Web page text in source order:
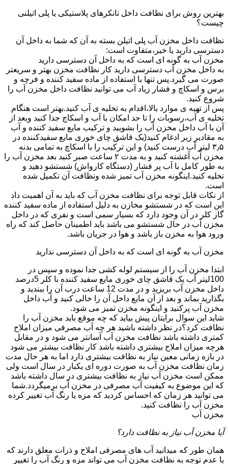
بهترین روش برای نظافت داخل تانکرهای پلاستیکی یا پلی اتیلنی
چیست؟
نظافت داخل مخزن آب پلی اتیلن بسته به آن که شما به داخل آن
دسترسی دارید یا خیر،متفاوت است:
مخزن آب به گونه ای است که به داخل آن دسترسی دارید
به داخل مخزن آب دسترسی دارید کار نظافت مخزن بهتر و سریعتر
صورت می گیرد.پس تنها با استفاده از ماده سفید کننده و فرچه و
برس و اسکاچ و فشار زیاد آب می توانید نظافت داخل مخزن آب را
شروع کنید.
پس از تهیه ی موارد بالا،اقدام به تخلیه ی آب کنید.بهتر است هنگام
تخلیه ی آب،رسوبات را تا حد امکان با آب و اسکاچ جدا کنید وبعد از
آن با آب داخل مخزن آب را بشویید و ترکیب مایع سفید کننده و آب
به مقادیر زیر ادغام کنید(یک قاشق چای خوری مایع سفیدکننده در
۳٫۵ لیتر آب درست کنید) و این ترکیب را با اسکاچ به تمامی بدنه
مخزن آّب آغشته کنید و به مدت ۲ ساعت صبر کنید بعد مخزن آب را
به طور کامل با آب پر فشار (دستگاه کارواش) شستشو دهید و
تخلیه کنید.اینگونه مخزن آب تمیز شده ونظافت آن تکمیل شده
است.
از نکات قابل توجه برای نظافت مخزن آب که باید به آن اهمیت داد
این است که در شستشو مخازن به دلیل استفاده از ماده سفید کننده
گاز کلر در آن وجود دارد که بسیار سمی است و نفری که در داخل
مخزن آب در حال شستشو می باشد باید اطمینان حاصل کند که راه
ورود هوا به مخزن باز باشد و هوا در جریان باشد.
مخزن آب به گونه ای است که به داخل آن دسترسی ندارید
ابتدا مخزن آب را از سیستم لوله کشی جدا نموده و سپس در
100لیتر آب یک قاشق چای خوری مایع سفید کننده با کلر 5درصد
داخل مخزن آب بریزید و در مدت 12 ساعت درب آن را ببندید و
بگذارید بماند و بعد از آن مایع داخل آن را خالی کنید و آب داخل
مخزن آب پرکنید و اینگونه مخزن تمیز می شود.
شاید این سوال برایتان پیش بیاید که چه موقع باید مخزن آب را
نظافت کرد؟در نظر داشته باشید هر چه آب مصرفی میزان املاح
کمتری داشته باشد نظافت مخزن آب آسانتر می شود و در مقابل
هرچه میزان املاح بیشتری داشته باشد کار نظافت بیشتر می شود
در بازه زمانی معین نیاز به نظافت بیشتری دارد اما به هر حال مدت
زمان نظافت مخزن آب به صورت دوره ای یکبار در سال است ولی
ممکن است مخزن آب نیاز به نظافت بیشتری در سال داشته باشد
که این موضوع به کیفیت آب مصرفی در مخزن آب برمیگردد.شما
می توانید هر زمان که احساس کردید که مزه یا رنگ آب تغییر کرده
مخزن آب را نظافت کنید.
مخزن آب
آیا مخزن آب نیاز به نظافت دارد؟
همان طور که میدانید آب های مصرفی املاح و ذرات معلق دارند که
با عدم توجه به نظافت مخزن آب می تواند مزه و رنگ آب را تغییر